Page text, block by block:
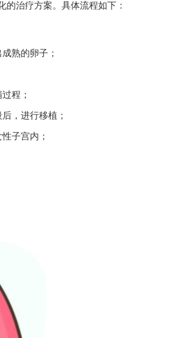
治疗方案。具体流程如下：
熟的卵子；
程；
，进行移植；
子宫内；